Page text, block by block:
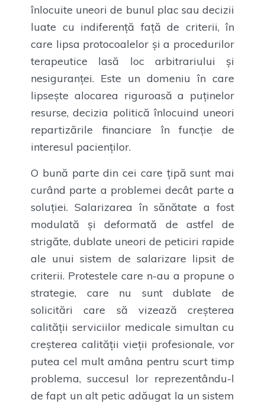
înlocuite uneori de bunul plac sau decizii
luate cu indiferență față de criterii, în
care lipsa protocoalelor și a procedurilor
terapeutice lasă loc arbitrariului și
nesiguranței. Este un domeniu în care
lipsește alocarea riguroasă a puținelor
resurse, decizia politică înlocuind uneori
repartizările financiare în funcție de
interesul pacienților.
O bună parte din cei care țipă sunt mai
curând parte a problemei decât parte a
soluției. Salarizarea în sănătate a fost
modulată și deformată de astfel de
strigăte, dublate uneori de peticiri rapide
ale unui sistem de salarizare lipsit de
criterii. Protestele care n-au a propune o
strategie, care nu sunt dublate de
solicitări care să vizează creșterea
calității serviciilor medicale simultan cu
creșterea calității vieții profesionale, vor
putea cel mult amâna pentru scurt timp
problema, succesul lor reprezentându-l
de fapt un alt petic adăugat la un sistem